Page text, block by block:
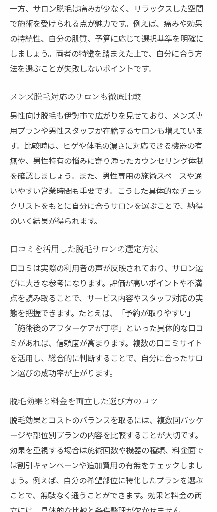
予約の取りやすさに関する口コミの傾向
脱毛サロンの料金満足度リアルレポート
口コミ比較で分かるサロン選びのポイント
料金プランで失敗しない脱毛サロンの選び方
脱毛料金プランの注意点と比較のポイント
初回限定プランや割引活用のコツ
都度払いとパッケージプランのメリット
脱毛効果と料金バランス重視の選び方
料金で分かるサロン選びの失敗回避策
効果や痛みで比較する脱毛サロンの選択術
脱毛効果の違いを徹底的に比較解説
痛みの少ない脱毛法とサロンの特徴
施術回数や持続性で見る脱毛選び
口コミで分かる痛みや満足度の実際
医療脱毛とサロン脱毛の効果比較
安全性や肌ケアサポートの重要性
自分に合う脱毛を見つけるための最終チェック
脱毛サロン選びで後悔しない最終確認項目
自分に合う脱毛プランの選定ポイント
効果や料金プランの最終チェック方法
口コミや体験談を活かした納得サロン選び
予約・通いやすさも忘れずに比較を
脱毛後のアフターケアで選ぶべきポイント
一方、サロン脱毛は痛みが少なく、リラックスした空間
で施術を受けられる点が魅力です。例えば、痛みや効果
の持続性、自分の肌質、予算に応じて選択基準を明確に
しましょう。両者の特徴を踏まえた上で、自分に合う方
法を選ぶことが失敗しないポイントです。
メンズ脱毛対応のサロンも徹底比較
男性向け脱毛も伊勢市で広がりを見せており、メンズ専
用プランや男性スタッフが在籍するサロンも増えていま
す。比較時は、ヒゲや体毛の濃さに対応できる機器の有
無や、男性特有の悩みに寄り添ったカウンセリング体制
を確認しましょう。また、男性専用の施術スペースや通
いやすい営業時間も重要です。こうした具体的なチェッ
クリストをもとに自分に合うサロンを選ぶことで、納得
のいく結果が得られます。
口コミを活用した脱毛サロンの選定方法
口コミは実際の利用者の声が反映されており、サロン選
びに大きな参考になります。評価が高いポイントや不満
点を読み取ることで、サービス内容やスタッフ対応の実
態を把握できます。たとえば、「予約が取りやすい」
「施術後のアフターケアが丁寧」といった具体的な口コ
ミがあれば、信頼度が高まります。複数の口コミサイト
を活用し、総合的に判断することで、自分に合ったサロ
ン選びの成功率が上がります。
脱毛効果と料金を両立した選び方のコツ
脱毛効果とコストのバランスを取るには、複数回パッケ
ージや部位別プランの内容を比較することが大切です。
効果を重視する場合は施術回数や機器の種類、料金面で
は割引キャンペーンや追加費用の有無をチェックしまし
ょう。例えば、自分の希望部位に特化したプランを選ぶ
ことで、無駄なく通うことができます。効果と料金の両